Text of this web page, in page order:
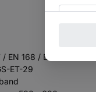
EN 168 / EN 170
ET-29